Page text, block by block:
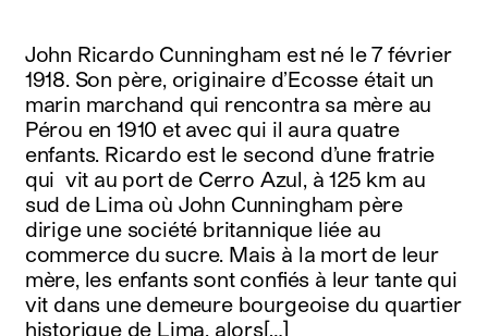
John Ricardo Cunningham est né le 7 février
1918. Son père, originaire d’Ecosse était un
marin marchand qui rencontra sa mère au
Pérou en 1910 et avec qui il aura quatre
enfants. Ricardo est le second d’une fratrie
qui vit au port de Cerro Azul, à 125 km au
sud de Lima où John Cunningham père
dirige une société britannique liée au
commerce du sucre. Mais à la mort de leur
mère, les enfants sont confiés à leur tante qui
vit dans une demeure bourgeoise du quartier
historique de Lima, alors[…]